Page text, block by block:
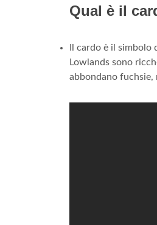
Qual è il
Il cardo è il simbolo
Lowlands sono
abbondano fuchsie,